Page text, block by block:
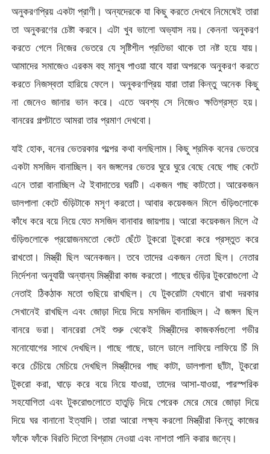
অনুকরণপ্রিয় একটা প্রাণী। অন্যদেরকে যা কিছু করতে দেখবে নিমেষেই তারা
তা অনুকরণের চেষ্টা করবে। এটা খুব ভালো অভ্যাস নয়। কেননা অনুকরণ
করতে গেলে নিজের ভেতরে যে সৃষ্টিশীল প্রতিভা থাকে তা নষ্ট হয়ে যায়।
আমাদের সমাজেও এরকম বহু মানুষ পাওয়া যাবে যারা অপরকে অনুকরণ করতে
করতে নিজস্বতা হারিয়ে ফেলে। অনুকরণপ্রিয় যারা তারা কিন্তু অনেক কিছু
না জেনেও জানার ভান করে। এতে অবশ্য সে নিজেও ক্ষতিগ্রস্ত হয়।
বানরের গল্পটাতে আমরা তার প্রমাণ দেখবো।
যাই হোক, বনের ভেতরকার গল্পের কথা বলছিলাম। কিছু শ্রমিক বনের ভেতরে
একটা মসজিদ বানাচ্ছিল। বন জঙ্গলের ভেতর ঘুরে ঘুরে বেছে বেছে গাছ কেটে
এনে তারা বানাচ্ছিল ঐ ইবাদাতের ঘরটি। একজন গাছ কাটতো। আরেকজন
ডালপালা কেটে গুঁড়িটাকে মসৃণ করতো। আবার কয়েকজন মিলে গুঁড়িগুলোকে
কাঁধে করে বয়ে নিয়ে যেত মসজিদ বানাবার জায়গায়। আরো কয়েকজন মিলে ঐ
গুঁড়িগুলোকে প্রয়োজনমতো কেটে ছেঁটে টুকরো টুকরো করে প্রস্তুত করে
রাখতো। মিস্ত্রী ছিল অনেকজন। তবে তাদের একজন নেতা ছিল। নেতার
নির্দেশনা অনুযায়ী অন্যান্য মিস্ত্রীরা কাজ করতো। গাছের গুঁড়ির টুকরোগুলো ঐ
নেতাই ঠিকঠাক মতো গুছিয়ে রাখছিল। যে টুকরোটা যেখানে রাখা দরকার
সেখানেই রাখছিল এবং জোড়া দিয়ে দিয়ে মসজিদ বানাচ্ছিল। ঐ জঙ্গল ছিল
বানরে ভরা। বানরেরা সেই শুরু থেকেই মিস্ত্রীদের কাজকর্মগুলো গভীর
মনোযোগের সাথে দেখছিল। গাছে গাছে, ডালে ডালে লাফিয়ে লাফিয়ে চিঁ মি
করে চেঁচিয়ে মেচিয়ে দেখছিল মিস্ত্রীদের গাছ কাটা, ডালপালা ছাঁটা, টুকরো
টুকরো করা, ঘাড়ে করে বয়ে নিয়ে যাওয়া, তাদের আসা-যাওয়া, পারস্পরিক
সহযোগিতা এবং টুকরোগুলোতে হাতুড়ি দিয়ে পেরেক মেরে মেরে জোড়া দিয়ে
দিয়ে ঘর বানানো ইত্যাদি। তারা আরো লক্ষ্য করলো মিস্ত্রীরা কিন্তু কাজের
ফাঁকে ফাঁকে বিরতি দিতো বিশ্রাম নেওয়া এবং নাশতা পানি করার জন্যে।